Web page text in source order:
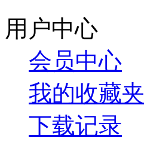
用户中心
会员中心
我的收藏夹
下载记录